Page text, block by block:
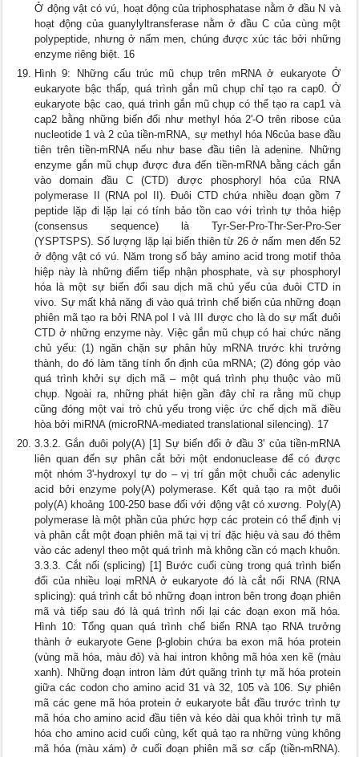
Ở động vật có vú, hoạt động của triphosphatase nằm ở đầu N và
hoạt động của guanylyltransferase nằm ở đầu C của cùng một
polypeptide, nhưng ở nấm men, chúng được xúc tác bởi những
enzyme riêng biệt. 16
Hình 9: Những cấu trúc mũ chụp trên mRNA ở eukaryote Ở
eukaryote bậc thấp, quá trình gắn mũ chụp chỉ tạo ra cap0. Ở
eukaryote bậc cao, quá trình gắn mũ chụp có thể tạo ra cap1 và
cap2 bằng những biến đổi như methyl hóa 2'-O trên ribose của
nucleotide 1 và 2 của tiền-mRNA, sự methyl hóa N6của base đầu
tiên trên tiền-mRNA nếu như base đầu tiên là adenine. Những
enzyme gắn mũ chụp được đưa đến tiền-mRNA bằng cách gắn
vào domain đầu C (CTD) được phosphoryl hóa của RNA
polymerase II (RNA pol II). Đuôi CTD chứa nhiều đoạn gồm 7
peptide lặp đi lặp lại có tính bảo tồn cao với trình tự thỏa hiệp
(consensus sequence) là Tyr-Ser-Pro-Thr-Ser-Pro-Ser
(YSPTSPS). Số lượng lặp lại biến thiên từ 26 ở nấm men đến 52
ở động vật có vú. Năm trong số bảy amino acid trong motif thỏa
hiệp này là những điểm tiếp nhận phosphate, và sự phosphoryl
hóa là một sự biến đổi sau dịch mã chủ yếu của đuôi CTD in
vivo. Sự mất khả năng đi vào quá trình chế biến của những đoạn
phiên mã tạo ra bởi RNA pol I và III được cho là do sự mất đuôi
CTD ở những enzyme này. Việc gắn mũ chụp có hai chức năng
chủ yếu: (1) ngăn chặn sự phân hủy mRNA trước khi trưởng
thành, do đó làm tăng tính ổn định của mRNA; (2) đóng góp vào
quá trình khởi sự dịch mã – một quá trình phụ thuộc vào mũ
chụp. Ngoài ra, những phát hiện gần đây chỉ ra rằng mũ chụp
cũng đóng một vai trò chủ yếu trong việc ức chế dịch mã điều
hòa bởi miRNA (microRNA-mediated translational silencing). 17
3.3.2. Gắn đuôi poly(A) [1] Sự biến đổi ở đầu 3' của tiền-mRNA
liên quan đến sự phân cắt bởi một endonuclease để có được
một nhóm 3'-hydroxyl tự do – vị trí gắn một chuỗi các adenylic
acid bởi enzyme poly(A) polymerase. Kết quả tạo ra một đuôi
poly(A) khoảng 100-250 base đối với động vật có xương. Poly(A)
polymerase là một phần của phức hợp các protein có thể định vị
và phân cắt một đoạn phiên mã tại vị trí đặc hiệu và sau đó thêm
vào các adenyl theo một quá trình mà không cần có mạch khuôn.
3.3.3. Cắt nối (splicing) [1] Bước cuối cùng trong quá trình biến
đổi của nhiều loại mRNA ở eukaryote đó là cắt nối RNA (RNA
splicing): quá trình cắt bỏ những đoạn intron bên trong đoạn phiên
mã và tiếp sau đó là quá trình nối lại các đoạn exon mã hóa.
Hình 10: Tổng quan quá trình chế biến RNA tạo RNA trưởng
thành ở eukaryote Gene β-globin chứa ba exon mã hóa protein
(vùng mã hóa, màu đỏ) và hai intron không mã hóa xen kẽ (màu
xanh). Những đoạn intron làm đứt quãng trình tự mã hóa protein
giữa các codon cho amino acid 31 và 32, 105 và 106. Sự phiên
mã các gene mã hóa protein ở eukaryote bắt đầu trước trình tự
mã hóa cho amino acid đầu tiên và kéo dài qua khỏi trình tự mã
hóa cho amino acid cuối cùng, kết quả tạo ra những vùng không
mã hóa (màu xám) ở cuối đoạn phiên mã sơ cấp (tiền-mRNA).